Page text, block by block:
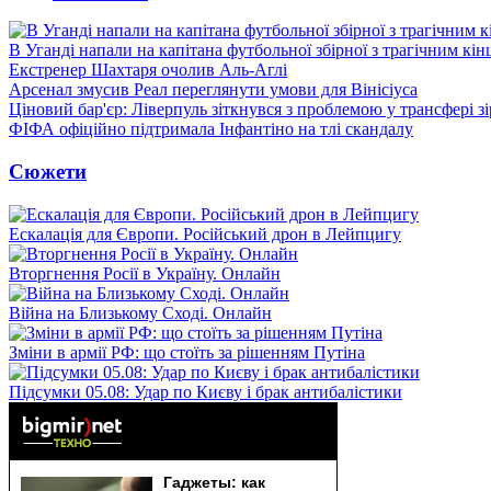
В Уганді напали на капітана футбольної збірної з трагічним
Екстренер Шахтаря очолив Аль-Аглі
Арсенал змусив Реал переглянути умови для Вінісіуса
Ціновий бар'єр: Ліверпуль зіткнувся з проблемою у трансфері
ФІФА офіційно підтримала Інфантіно на тлі скандалу
Сюжети
Ескалація для Європи. Російський дрон в Лейпцигу
Вторгнення Росії в Україну. Онлайн
Війна на Близькому Сході. Онлайн
Зміни в армії РФ: що стоїть за рішенням Путіна
Підсумки 05.08: Удар по Києву і брак антибалістики